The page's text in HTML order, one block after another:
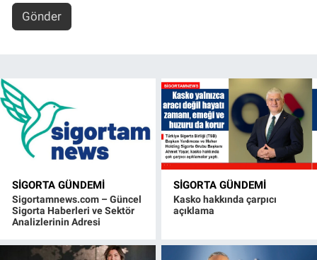
Gönder
SIGORTA GÜNDEMI
Sigortamnews.com – Güncel
Sigorta Haberleri ve Sektör
Analizlerinin Adresi
SIGORTA GÜNDEMI
Kasko hakkında çarpıcı
açıklama